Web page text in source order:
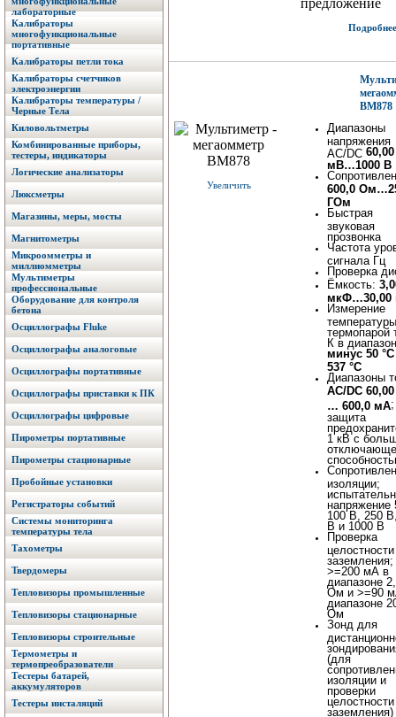
лабораторные
Калибраторы
многофункциональные
портативные
Калибраторы петли тока
Калибраторы счетчиков
электроэнергии
Калибраторы температуры /
Черные Тела
Киловольтметры
Комбинированные приборы,
тестеры, индикаторы
Логические анализаторы
Люксметры
Магазины, меры, мосты
Магнитометры
Микроомметры и
миллиомметры
Мультиметры
профессиональные
Оборудование для контроля
бетона
Осциллографы Fluke
Осциллографы аналоговые
Осциллографы портативные
Осциллографы приставки к ПК
Осциллографы цифровые
Пирометры портативные
Пирометры стационарные
Пробойные установки
Регистраторы событий
Системы мониторинга
температуры тела
Тахометры
Твердомеры
Тепловизоры промышленные
Тепловизоры стационарные
Тепловизоры строительные
Термометры и
термопреобразователи
Тестеры батарей,
аккумуляторов
Тестеры инсталяций
BM878
Увеличить
Диапазоны
напряжения
AC/DC 60,00
мВ…1000 В
600,0
ГОм
Быстрая
звуковая
прозвонка
Частота
сигнала Гц
Проверка
Ёмкость:
мкФ…30,00
Измерение
температуры
термопарой
К в
минус 50
537 °C
Диапазоны
АС/DC
… 600,0 мА;
защита
1 кВ с
изоляции;
напряжение
100 В, 250
В и 1000 В
Проверка
целостности
заземления;
>=200 мА в
диапазоне
Ом и >=90
диапазоне
Ом
Зонд для
(для
изоляции и
проверки
целостности
заземления)